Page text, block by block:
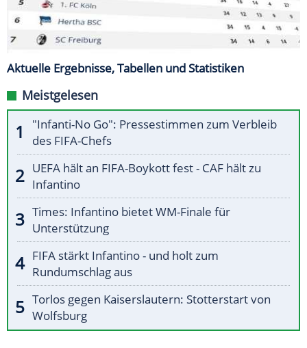
Aktuelle Ergebnisse, Tabellen und Statistiken
Meistgelesen
"Infanti-No Go": Pressestimmen zum Verbleib
des FIFA-Chefs
UEFA hält an FIFA-Boykott fest - CAF hält zu
Infantino
Times: Infantino bietet WM-Finale für
Unterstützung
FIFA stärkt Infantino - und holt zum
Rundumschlag aus
Torlos gegen Kaiserslautern: Stotterstart von
Wolfsburg